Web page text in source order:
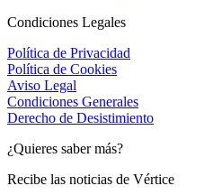
Condiciones Legales
Política de Privacidad
Política de Cookies
Aviso Legal
Condiciones Generales
Derecho de Desistimiento
¿Quieres saber más?
Recibe las noticias de Vértice